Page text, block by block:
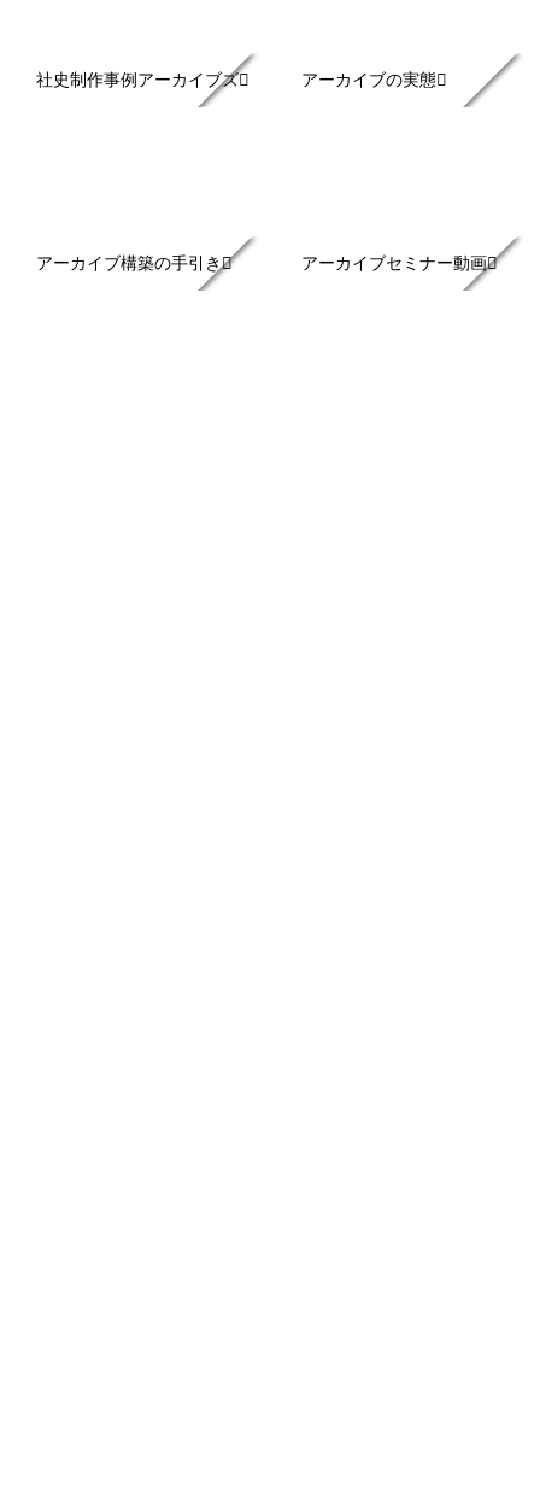
社史制作事例アーカイブズ アーカイブの実態
アーカイブ構築の手引き アーカイブセミナー動画